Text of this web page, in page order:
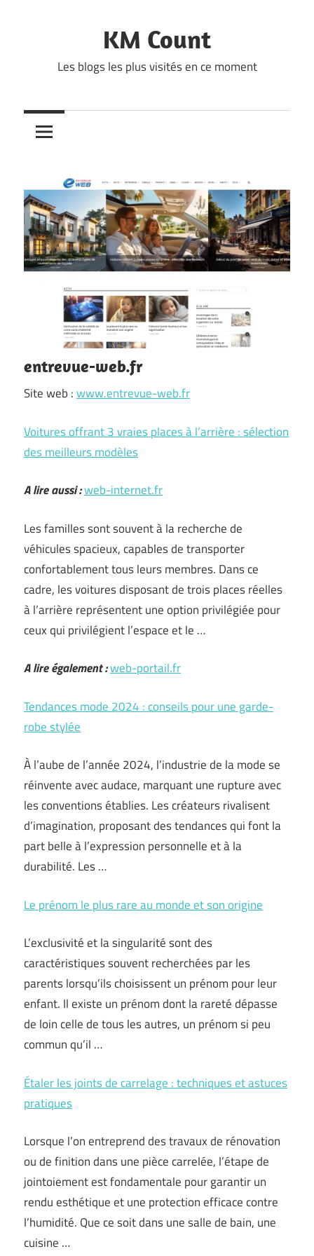
KM Count
Les blogs les plus visités en ce moment
entrevue-web.fr
Site web :www.entrevue-web.fr
Voitures offrant 3 vraies places à l’arrière : sélection
des meilleurs modèles
A lire aussi :web-internet.fr
Les familles sont souvent à la recherche de
véhicules spacieux, capables de transporter
confortablement tous leurs membres. Dans ce
cadre, les voitures disposant de trois places réelles
à l’arrière représentent une option privilégiée pour
ceux qui privilégient l’espace et le …
A lire également :web-portail.fr
Tendances mode 2024 : conseils pour une garde-
robe stylée
À l’aube de l’année 2024, l’industrie de la mode se
réinvente avec audace, marquant une rupture avec
les conventions établies. Les créateurs rivalisent
d’imagination, proposant des tendances qui font la
part belle à l’expression personnelle et à la
durabilité. Les …
Le prénom le plus rare au monde et son origine
L’exclusivité et la singularité sont des
caractéristiques souvent recherchées par les
parents lorsqu’ils choisissent un prénom pour leur
enfant. Il existe un prénom dont la rareté dépasse
de loin celle de tous les autres, un prénom si peu
commun qu’il …
Étaler les joints de carrelage : techniques et astuces
pratiques
Lorsque l’on entreprend des travaux de rénovation
ou de finition dans une pièce carrelée, l’étape de
jointoiement est fondamentale pour garantir un
rendu esthétique et une protection efficace contre
l’humidité. Que ce soit dans une salle de bain, une
cuisine …